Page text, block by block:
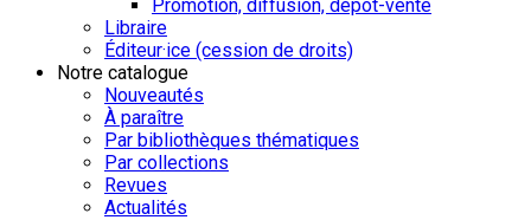
Promotion, diffusion, dépôt-vente
Libraire
Éditeur·ice (cession de droits)
Notre catalogue
Nouveautés
À paraître
Par bibliothèques thématiques
Par collections
Revues
Actualités